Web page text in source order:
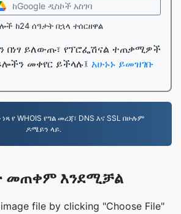
ከGoogle ዲስኮች አስገባ
ከ24 ሰዓታት በኋላ ተሰርዘዋል
በነፃ ይለውጡ፣ የፕሮፌሽናል ተጠቃሚዎች
መቀየር ይችላሉ፤ አሁኑኑ ይመዝገቡ
የ WHOIS የግል መረጃ፣ DNS እና SSL በሁሉም
ዶሜይን ላይ.
መጠቀም እንደሚቻል
file by clicking "Choose File"